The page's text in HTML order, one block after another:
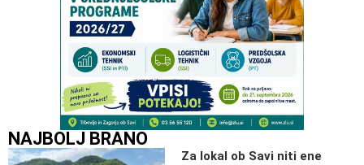
NAJBOLJ BRANO
Za lokal ob Savi niti ene